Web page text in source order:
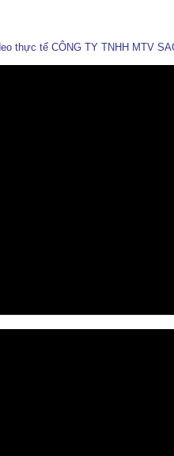
thực tế CÔNG TY TNHH MTV